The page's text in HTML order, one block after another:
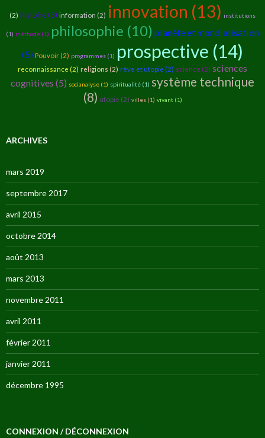
(2) histoire (3) information (2) innovation (13) institutions
(1) méthode (1) philosophie (10) planète et mondialisation
(5) Pouvoir (2) programmes (1) prospective (14)
reconnaissance (2) religions (2) rêve et utopie (2) science (2) sciences
cognitives (5) socianalyse (1) spiritualité (1) système technique
(8) utopie (2) villes (1) vivant (1)
ARCHIVES
mars 2019
septembre 2017
avril 2015
octobre 2014
août 2013
mars 2013
novembre 2011
avril 2011
février 2011
janvier 2011
décembre 1995
CONNEXION / DÉCONNEXION